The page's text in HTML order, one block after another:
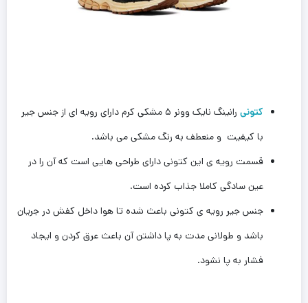
کتونی
رانینگ نایک وونر ۵ مشکی کرم دارای رویه ای از جنس جیر
با کیفیت و منعطف به رنگ‌ مشکی می باشد.
قسمت رویه ی این کتونی دارای طراحی هایی است که آن را در
عین سادگی کاملا جذاب کرده است.
جنس جیر رویه ی کتونی باعث شده تا هوا داخل کفش در جریان
باشد و طولانی مدت به پا داشتن آن باعث عرق کردن و ایجاد
فشار به پا ‌نشود.